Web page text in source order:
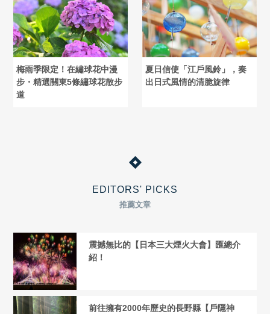
梅雨季限定！在繡球花中漫
步・精選關東5條繡球花散步
道
夏日信使「江戶風鈴」，奏
出日式風情的清脆旋律
EDITORS' PICKS
推薦文章
震撼無比的【日本三大煙火大會】匯總介
紹！
前往擁有2000年歷史的長野縣【戶隱神